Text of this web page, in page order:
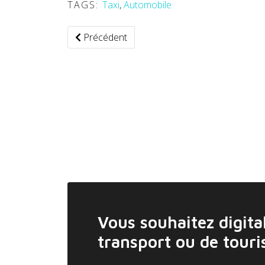
TAGS: Taxi,Automobile
Article précédent : "Ecall" : la fonction
Précédent
Vous souhaitez
transport ou de